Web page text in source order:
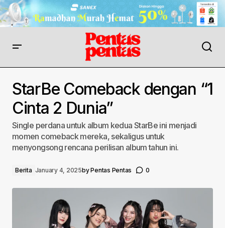
StarBe Comeback dengan “1
Cinta 2 Dunia”
Single perdana untuk album kedua StarBe ini menjadi
momen comeback mereka, sekaligus untuk
menyongsong rencana perilisan album tahun ini.
Berita January 4, 2025byPentas Pentas 0